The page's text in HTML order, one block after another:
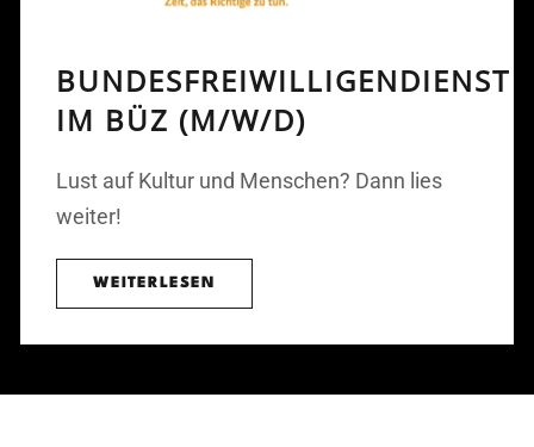
BUNDESFREIWILLIGENDIENST
IM BÜZ (M/W/D)
Lust auf Kultur und Menschen? Dann lies
weiter!
WEITERLESEN